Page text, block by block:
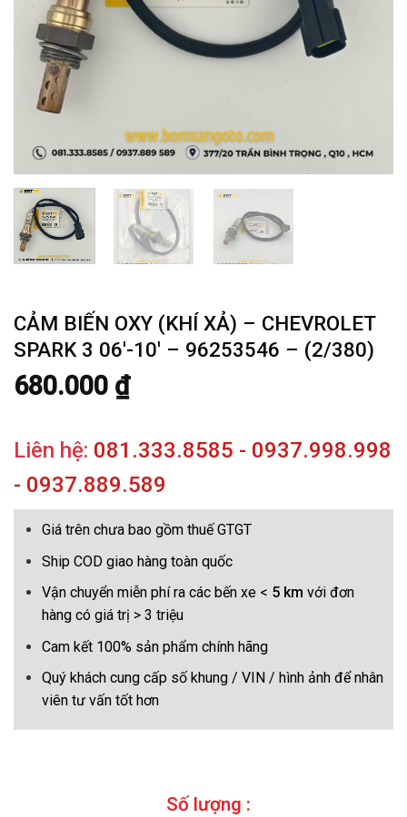
CẢM BIẾN OXY (KHÍ XẢ) – CHEVROLET
SPARK 3 06′-10′ – 96253546 – (2/380)
680.000 ₫
Liên hệ: 081.333.8585 - 0937.998.998
- 0937.889.589
Giá trên chưa bao gồm thuế GTGT
Ship COD giao hàng toàn quốc
Vận chuyển miễn phí ra các bến xe < 5 km với đơn
hàng có giá trị > 3 triệu
Cam kết 100% sản phẩm chính hãng
Quý khách cung cấp số khung / VIN / hình ảnh để nhân
viên tư vấn tốt hơn
Số lượng :